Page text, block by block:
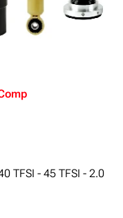
TFSI - 45 TFSI - 2.0